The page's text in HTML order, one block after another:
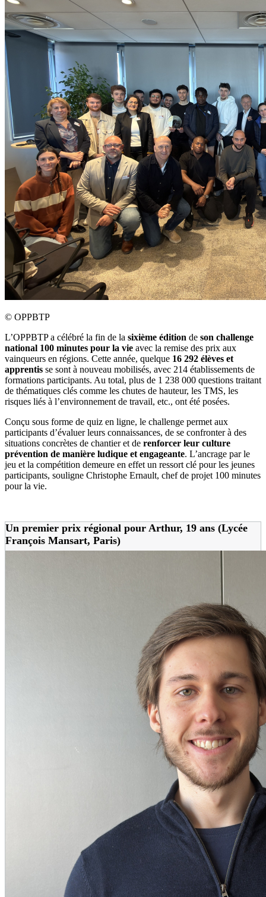
© OPPBTP
L’OPPBTP a célébré la fin de la sixième édition de son challenge
national 100 minutes pour la vie avec la remise des prix aux
vainqueurs en régions. Cette année, quelque 16 292 élèves et
apprentis se sont à nouveau mobilisés, avec 214 établissements de
formations participants. Au total, plus de 1 238 000 questions traitant
de thématiques clés comme les chutes de hauteur, les TMS, les
risques liés à l’environnement de travail, etc., ont été posées.
Conçu sous forme de quiz en ligne, le challenge permet aux
participants d’évaluer leurs connaissances, de se confronter à des
situations concrètes de chantier et de renforcer leur culture
prévention de manière ludique et engageante. L’ancrage par le
jeu et la compétition demeure en effet un ressort clé pour les jeunes
participants, souligne Christophe Ernault, chef de projet 100 minutes
pour la vie.
Un premier prix régional pour Arthur, 19 ans (Lycée
François Mansart, Paris)